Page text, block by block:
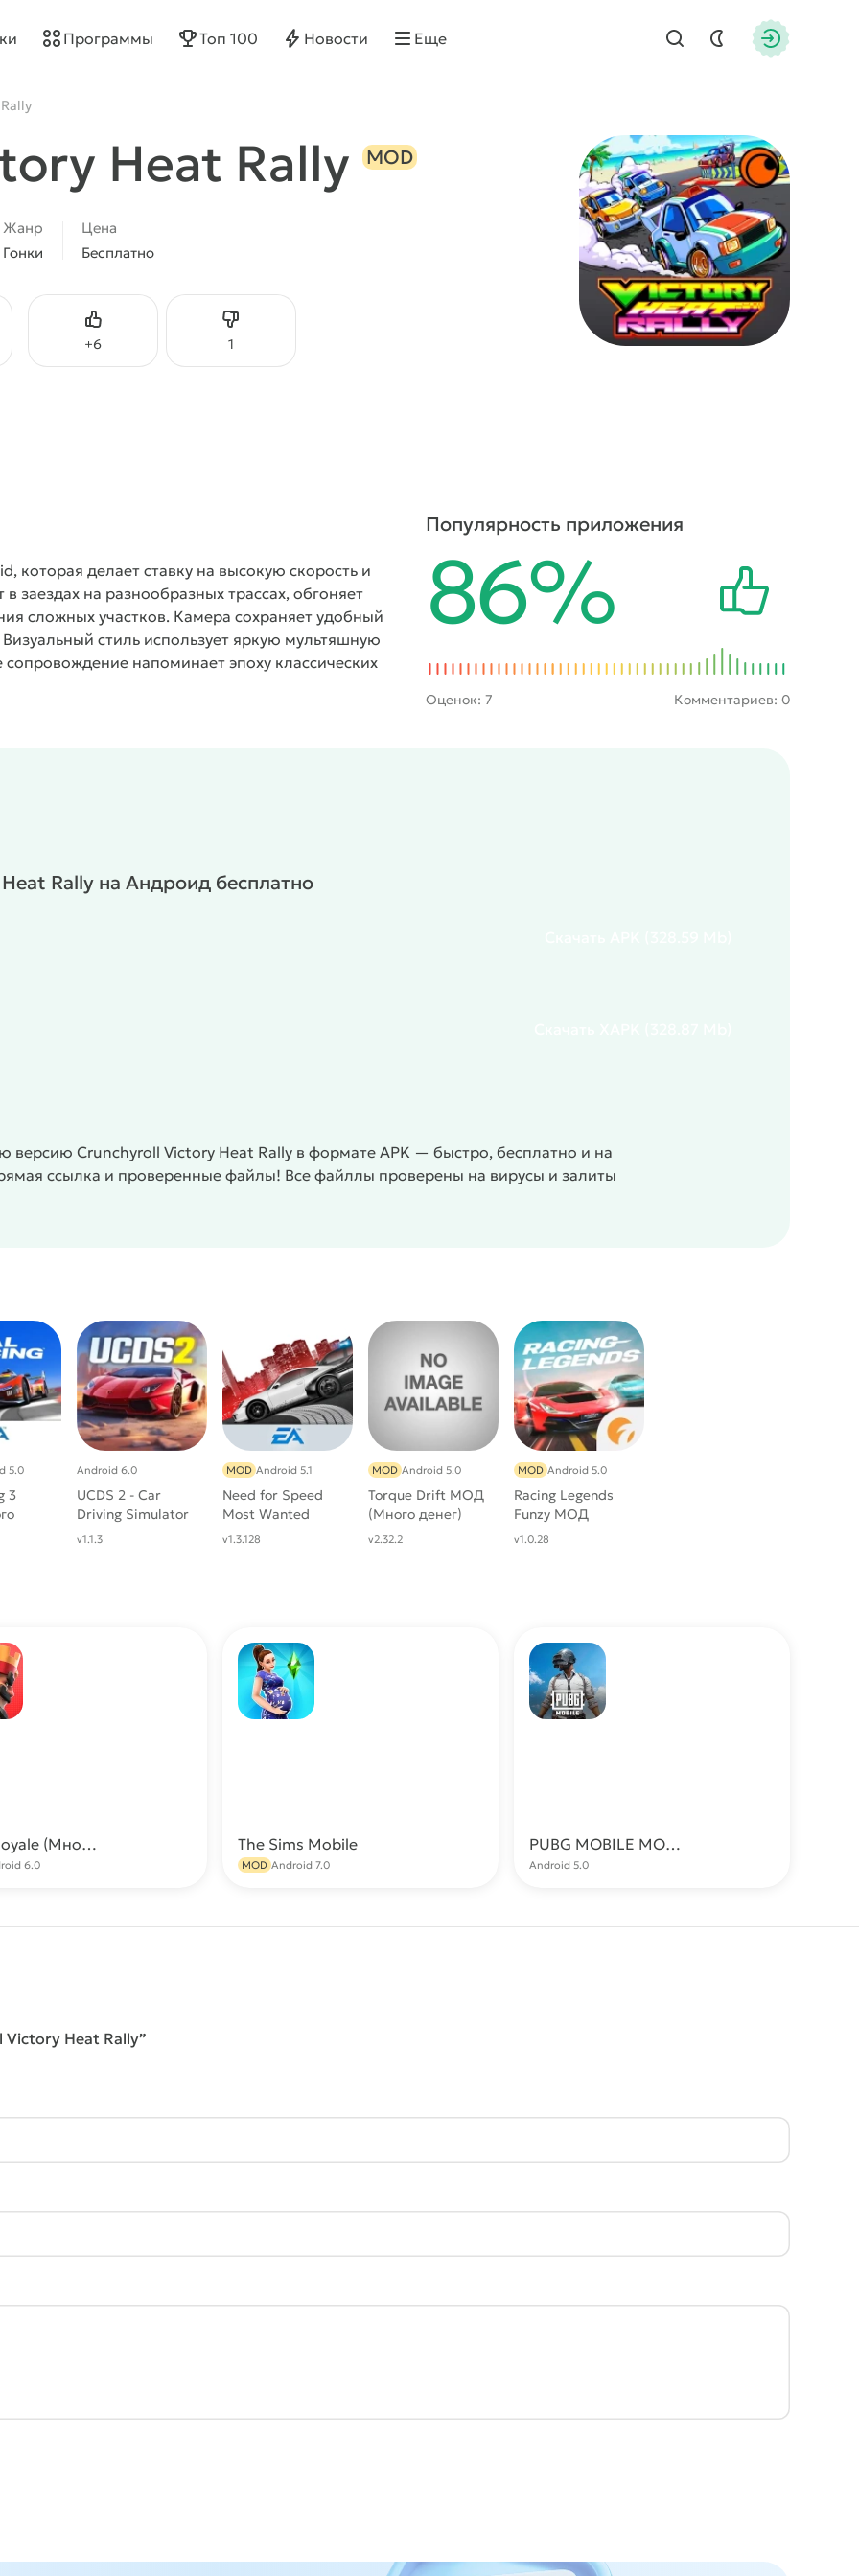
Найти
Программы Топ 100 Новости Еще
Heat Rally MOD
Жанр
Гонки
Цена
Бесплатно
+6
Нравится 1Не нравится
которая делает ставку на высокую скорость и
заездах на разнообразных трассах, обгоняет
сложных участков. Камера сохраняет удобный
стиль использует яркую мультяшную
напоминает эпоху классических
и создаёт ощущение прогресса.
стиль и условия гонки. Игрок посещает пляжные
и арену спортивного стадиона. В гараже доступны
и помогает адаптироваться к разным типам
Популярность приложения
86%
Оценок: 7 Комментариев: 0
Rally на Андроид бесплатно
Crunchyroll Victory Heat Rally в формате APK — быстро, бесплатно и на
ссылка и проверенные файлы! Все файллы проверены на вирусы и залиты
3
5.0
UCDS 2 - Car
Driving Simulator
Android 6.0
v1.1.3
Need for Speed
Most Wanted
MOD Android 5.1
v1.3.128
Torque Drift МОД
(Много денег)
MOD Android 5.0
v2.32.2
Racing Legends
Funzy МОД
[Много денег]
MOD Android 5.0
v1.0.28
Clash Royale (Много ресурсов)
6.0
The Sims Mobile
MOD Android 7.0
PUBG MOBILE МОД (ESP, Aimbot, Без бана)
Android 5.0
Victory Heat Rally”